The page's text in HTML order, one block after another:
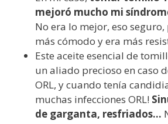
mejoró mucho mi
No era lo mejor, eso
más cómodo y era más
Este aceite esencial de
un aliado precioso en caso
ORL, y cuando tenía
muchas infecciones ORL!
de garganta, resfriados…